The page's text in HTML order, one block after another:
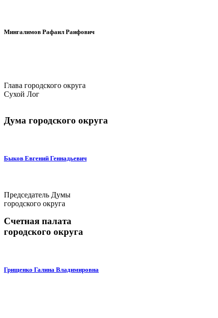
Мингалимов Рафаил Раифович
Глава городского округа
Сухой Лог
Дума городского округа
Быков Евгений Геннадьевич
Председатель Думы
городского округа
Счетная палата
городского округа
Грищенко Галина Владимировна